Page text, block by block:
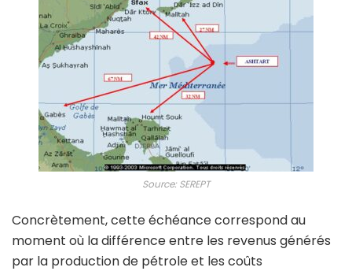
Source: SEREPT
Concrètement, cette échéance correspond au
moment où la différence entre les revenus générés
par la production de pétrole et les coûts